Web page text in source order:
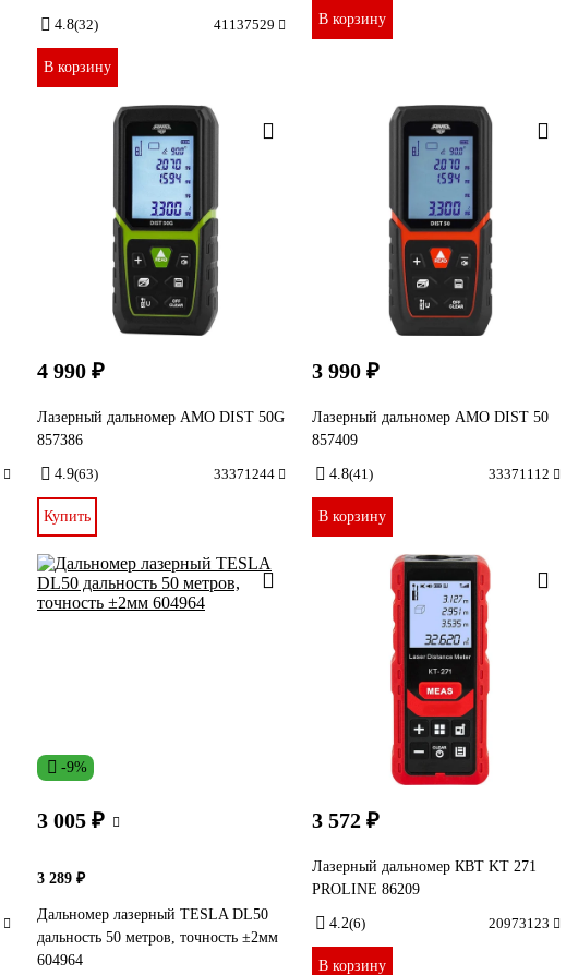
4.8(32) 41137529
В корзину
В корзину
4 990 ₽
Лазерный дальномер AMO DIST 50G
857386
4.9(63) 33371244
Купить
3 990 ₽
Лазерный дальномер AMO DIST 50
857409
4.8(41) 33371112
В корзину
-9%
3 005 ₽
3 289 ₽
Дальномер лазерный TESLA DL50
дальность 50 метров, точность ±2мм
604964
3 572 ₽
Лазерный дальномер КВТ KT 271
PROLINE 86209
4.2(6) 20973123
В корзину